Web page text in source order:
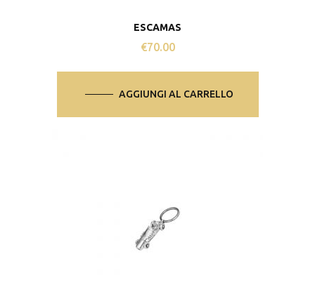
ESCAMAS
€70.00
AGGIUNGI AL CARRELLO